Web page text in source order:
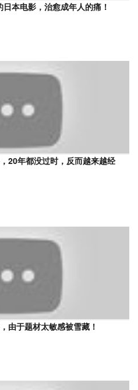
本电影，治愈成年人的痛！
20年都没过时，反而越来越经
由于题材太敏感被雪藏！